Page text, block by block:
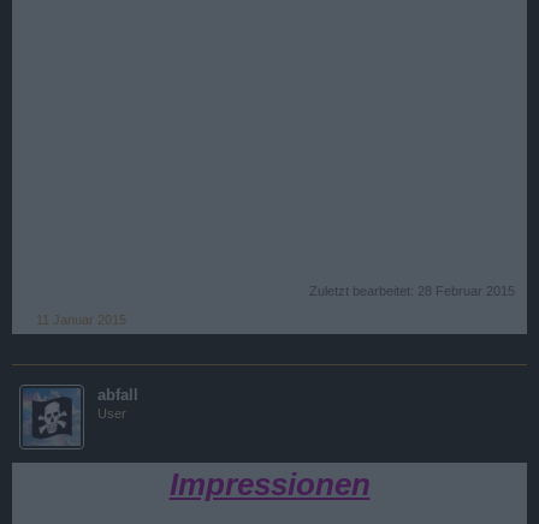
Zuletzt bearbeitet: 28 Februar 2015
11 Januar 2015
abfall
User
Impressionen